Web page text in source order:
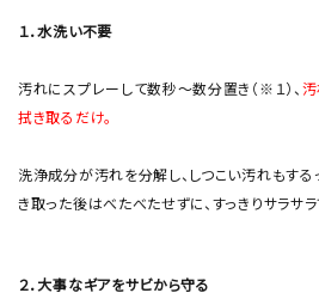
１．水洗い不要
汚れにスプレーして数秒～数分置き（※１）、
拭き取るだけ。
洗浄成分が汚れを分解し、しつこい汚れもする
き取った後はべたべたせずに、すっきりサラサラ
２．大事なギアをサビから守る